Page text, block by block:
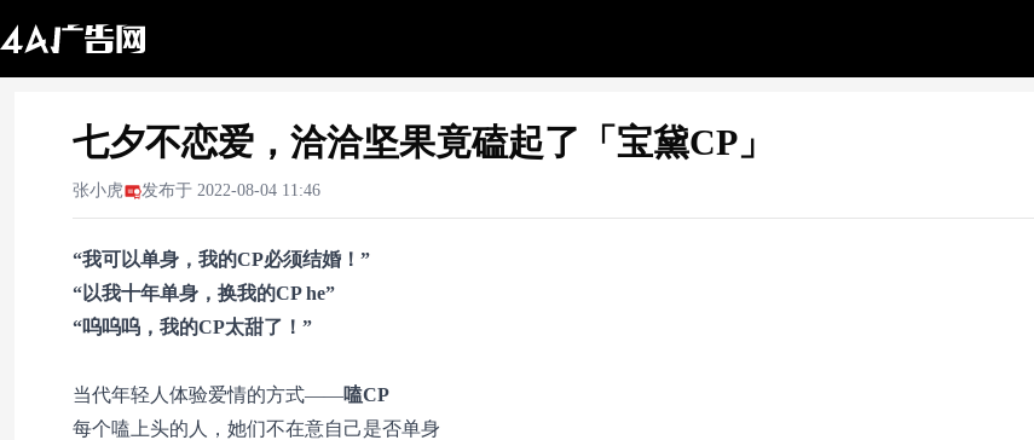
七夕不恋爱，洽洽坚果竟磕起了「宝黛CP」
张小虎 发布于 2022-08-04 11:46
“我可以单身，我的CP必须结婚！”
“以我十年单身，换我的CP he”
“呜呜呜，我的CP太甜了！”
当代年轻人体验爱情的方式——嗑CP
每个嗑上头的人，她们不在意自己是否单身